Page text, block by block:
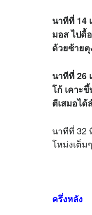
นาทีที่ 14
มอส ไปดื้
ด้วยซ้ายตุ
นาทีที่ 26
โก้ เคาะ
ตีเสมอได้
นาทีที่ 32
โหม่งเต็ม
ครึ่งหลัง